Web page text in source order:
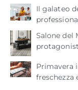
Il galateo
Salone del
Primavera
freschezza